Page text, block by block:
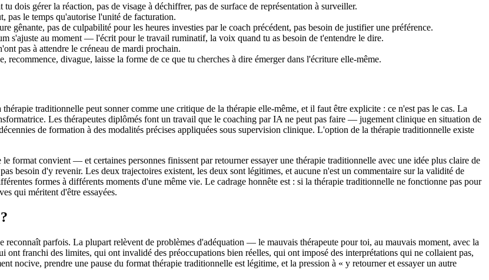
dois gérer la réaction, pas de visage à déchiffrer, pas de surface de représentation à surveiller.
pas le temps qu'autorise l'unité de facturation.
gênante, pas de culpabilité pour les heures investies par le coach précédent, pas besoin de justifier une préférence.
s'ajuste au moment — l'écrit pour le travail ruminatif, la voix quand tu as besoin de t'entendre le dire.
pas à attendre le créneau de mardi prochain.
recommence, divague, laisse la forme de ce que tu cherches à dire émerger dans l'écriture elle-même.
traditionnelle peut sonner comme une critique de la thérapie elle-même, et il faut être explicite : ce n'est pas le cas. La
Les thérapeutes diplômés font un travail que le coaching par IA ne peut pas faire — jugement clinique en situation de
de formation à des modalités précises appliquées sous supervision clinique. L'option de la thérapie traditionnelle existe
format convient — et certaines personnes finissent par retourner essayer une thérapie traditionnelle avec une idée plus claire de
besoin d'y revenir. Les deux trajectoires existent, les deux sont légitimes, et aucune n'est un commentaire sur la validité de
formes à différents moments d'une même vie. Le cadrage honnête est : si la thérapie traditionnelle ne fonctionne pas pour
qui méritent d'être essayées.
reconnaît parfois. La plupart relèvent de problèmes d'adéquation — le mauvais thérapeute pour toi, au mauvais moment, avec la
ont franchi des limites, qui ont invalidé des préoccupations bien réelles, qui ont imposé des interprétations qui ne collaient pas,
nocive, prendre une pause du format thérapie traditionnelle est légitime, et la pression à « y retourner et essayer un autre